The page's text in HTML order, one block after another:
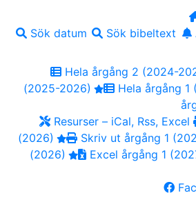
Sök datum
Sök bibeltext
Hela årgång 2 (2024-
(2025-2026)
Hela årgång 1
Resurser – iCal, Rss, Excel
(2026)
Skriv ut årgång 1
(2026)
Excel årgång 1